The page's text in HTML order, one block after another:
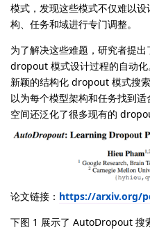
模式，发现这些模式不仅难以
构、任务和域进行专门调整。
为了解决这些难题，研究者提
dropout 模式设计过程的自动
新颖的结构化 dropout 模式搜
以为每个模型架构和任务找到
空间还泛化了很多现有的
论文链接： https://arxiv.org/
下图 1 展示了 AutoDropout 搜